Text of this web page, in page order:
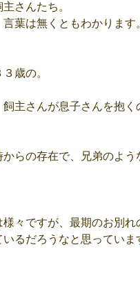
さんたち。
葉は無くともわかります
歳の。
主さんが息子さんを抱く
らの存在で、兄弟のよう
々ですが、最期のお別れ
るだろうなと思っていま